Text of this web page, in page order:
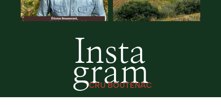
Insta
gram
CRU BOUTENAC